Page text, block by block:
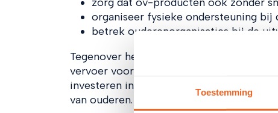
Toestemming
organiseer fysieke ondersteuning bij
betrek ouderenorganisaties bij de
Tegenover het verdwijnen van de korting
vervoer voor kinderen van 4 tot en met
investeren in kinderen een goede keuze
van ouderen. Betaalbaar en toegankelijk